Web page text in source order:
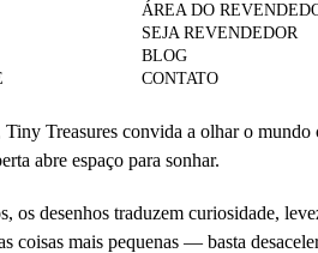
ÁREA DO
SEJA REVENDEDOR
BLOG
CONTATO
Treasures convida a olhar o
abre espaço para sonhar.
os desenhos traduzem curiosidade,
coisas mais pequenas — basta